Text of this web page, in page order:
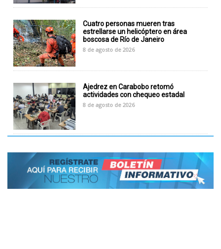
Cuatro personas mueren tras
estrellarse un helicóptero en área
boscosa de Río de Janeiro
8 de agosto de 2026
Ajedrez en Carabobo retomó
actividades con chequeo estadal
8 de agosto de 2026